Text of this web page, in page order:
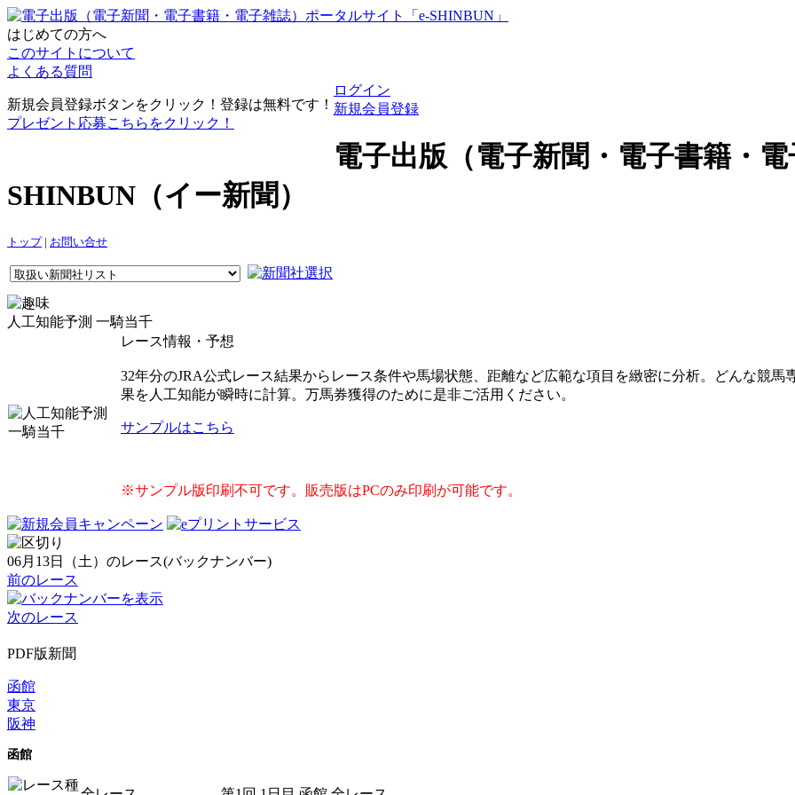
はじめての方へ
このサイトについて
よくある質問
新規会員登録ボタンをクリック！登録は無料です！
プレゼント応募こちらをクリック！
ログイン
新規会員登録
電子出版（電子新聞・電子書籍・
SHINBUN（イー新聞）
トップ| お問い合せ
人工知能予測 一騎当千
レース情報・予想
32年分のJRA公式レース結果からレース条件や馬場状態、距離など広範な項目を緻密に分析。どんな競
果を人工知能が瞬時に計算。万馬券獲得のために是非ご活用ください。
サンプルはこちら
※サンプル版印刷不可です。販売版はPCのみ印刷が可能です。
06月13日（土）のレース(バックナンバー)
前のレース
次のレース
PDF版新聞
函館
東京
阪神
函館